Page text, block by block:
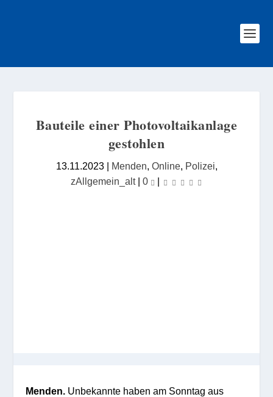
Bauteile einer Photovoltaikanlage
gestohlen
13.11.2023| Menden, Online, Polizei,
zAllgemein_alt| 0 |
Menden. Unbekannte haben am Sonntag aus